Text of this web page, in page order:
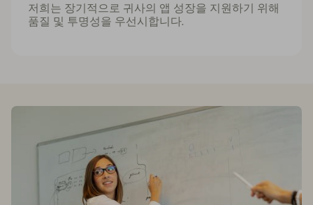
저희는 장기적으로 귀사의 앱 성장을 지원하기 위해
품질 및 투명성을 우선시합니다.